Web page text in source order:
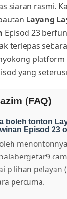
siaran rasmi.
Layang
Episod 23
terlepas
yang
(FAQ)
boleh tonton
Episod 23
pilihan pelayan
percuma.